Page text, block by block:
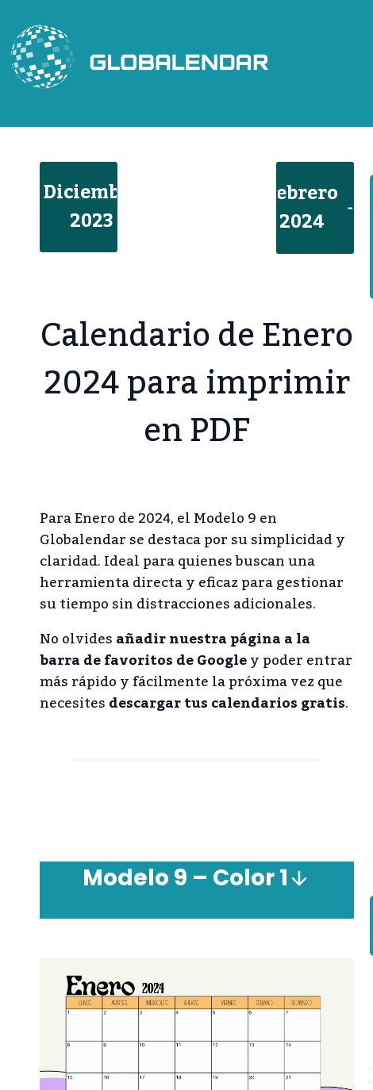
contenido
Diciembre
2023
Febrero
2024
Calendario de Enero
2024 para imprimir
en PDF
Para Enero de 2024, el Modelo 9 en
Globalendar se destaca por su simplicidad y
claridad. Ideal para quienes buscan una
herramienta directa y eficaz para gestionar
su tiempo sin distracciones adicionales.
No olvidesañadir nuestra página a la
barra de favoritos de Googley poder entrar
más rápido y fácilmente la próxima vez que
necesitesdescargar tus calendarios gratis.
Modelo 9 – Color 1